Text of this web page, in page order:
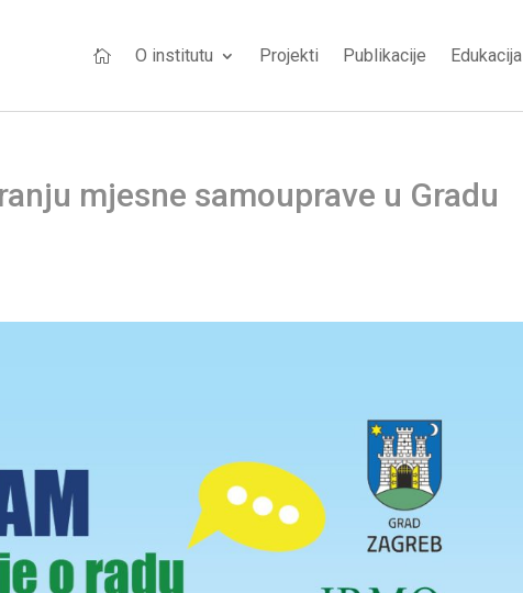
 O institutu Projekti Publikacije Edukacija
mjesne samouprave u Gradu